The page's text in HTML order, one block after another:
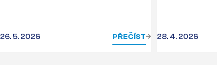
26. 5. 2026 PŘEČÍST 28. 4. 2026